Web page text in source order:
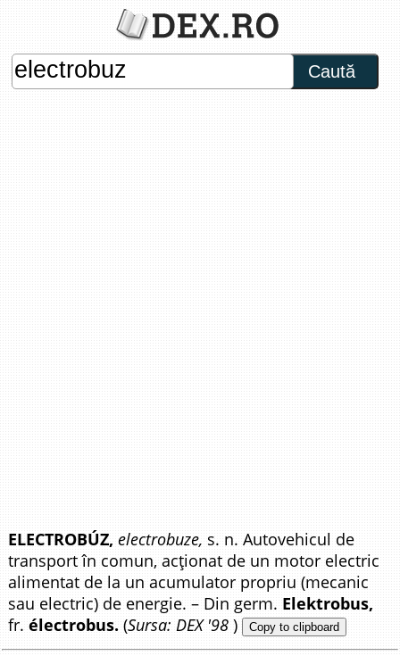
Caută
ELECTROBÚZ, electrobuze, s. n. Autovehicul de
transport în comun, acționat de un motor electric
alimentat de la un acumulator propriu (mecanic
sau electric) de energie. – Din germ. Elektrobus,
fr.électrobus. (Sursa: DEX '98 ) Copy to clipboard